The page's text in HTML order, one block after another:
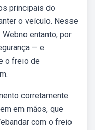
principais do
o veículo. Nesse
entanto, por
— e
o freio de
corretamente
em mãos, que
com o freio